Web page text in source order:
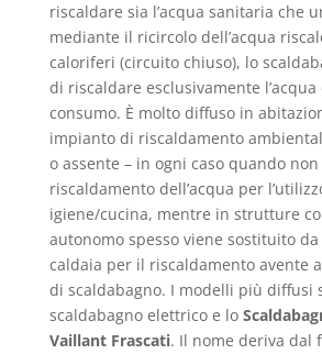
riscaldare sia l’acqua sanitaria che
mediante il ricircolo dell’acqua
caloriferi (circuito chiuso), lo
di riscaldare esclusivamente
consumo. È molto diffuso in
impianto di riscaldamento
o assente – in ogni caso quando
riscaldamento dell’acqua per
igiene/cucina, mentre in strutture
autonomo spesso viene sostituito
caldaia per il riscaldamento avente
di scaldabagno. I modelli più diffusi
scaldabagno elettrico e lo
Vaillant Frascati. Il nome deriva dal